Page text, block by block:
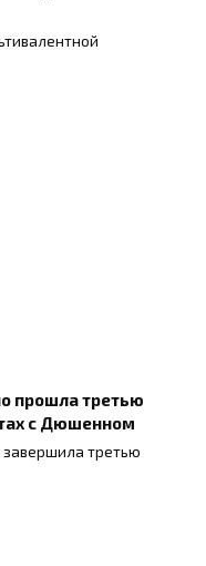
прошла третью
с Дюшенном
третью